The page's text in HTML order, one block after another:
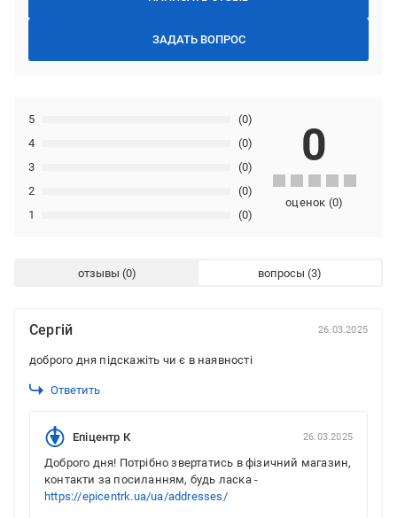
ЗАДАТЬ ВОПРОС
1 (0)
2 (0)
3 (0)
4 (0)
5 (0)
0
оценок (0)
отзывы вопросы
Сергій 26.03.2025
доброго дня підскажіть чи є в наявності
Ответить
Епіцентр К 26.03.2025
Доброго дня! Потрібно звертатись в фізичний магазин,
контакти за посиланням, будь ласка -
https://epicentrk.ua/ua/addresses/